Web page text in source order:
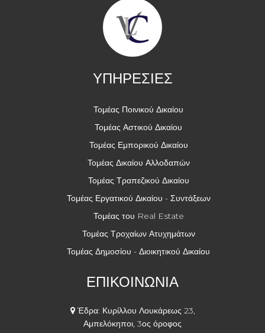
ΥΠΗΡΕΣΙΕΣ
Τομέας Ποινικού Δικαίου
Τομέας Αστικού Δικαίου
Τομέας Εμπορικού Δικαίου
Τομέας Δικαίου Αλλοδαπών
Τομέας Τραπεζικού Δικαίου
Τομέας Εργατικού Δικαίου - Συντάξεων
Τομέας του Real Estate
Τομέας Τροχαίων Ατυχημάτων
Τομέας Δημοσίου - Διοικητικού Δικαίου
ΕΠΙΚΟΙΝΩΝΙΑ
Έδρα: Κυρίλλου Λουκάρεως 23,
Αμπελόκηποι, 3ος όροφος